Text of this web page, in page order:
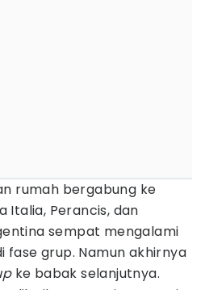
rumah bergabung ke
Italia, Perancis, dan
sempat mengalami
fase grup. Namun akhirnya
ke babak selanjutnya.